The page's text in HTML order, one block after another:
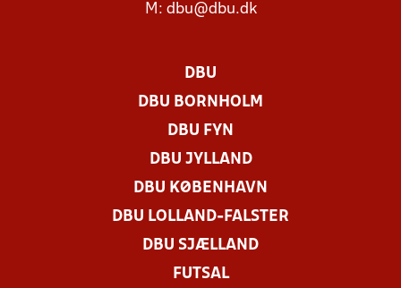
M: dbu@dbu.dk
DBU
DBU BORNHOLM
DBU FYN
DBU JYLLAND
DBU KØBENHAVN
DBU LOLLAND-FALSTER
DBU SJÆLLAND
FUTSAL